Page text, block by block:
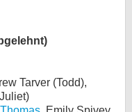
Tarver (Todd),